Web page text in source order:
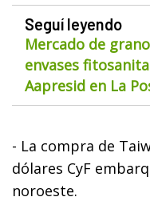
Seguí leyendo
Mercado de
envases
Aapresid en La
- La compra de
dólares CyF
noroeste.